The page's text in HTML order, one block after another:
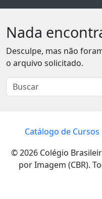
Nada
Desculpe, mas não
o arquivo solicitado.
Catálogo de Cursos
© 2026 Colégio
por Imagem (CBR).